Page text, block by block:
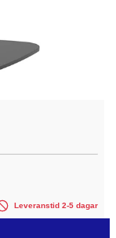
Leveranstid 2-5 dagar